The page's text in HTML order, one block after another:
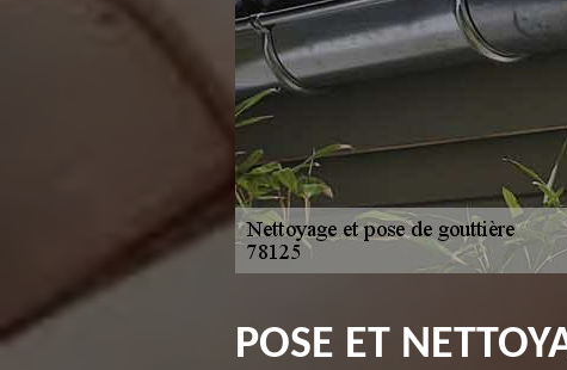
POSE ET